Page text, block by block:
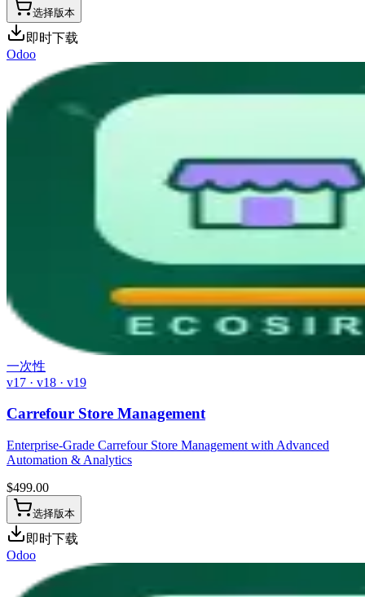
选择版本
即时下载
Odoo
一次性
v17 · v18 · v19
Carrefour Store Management
Enterprise-Grade Carrefour Store Management with Advanced
Automation & Analytics
$499.00
选择版本
即时下载
Odoo